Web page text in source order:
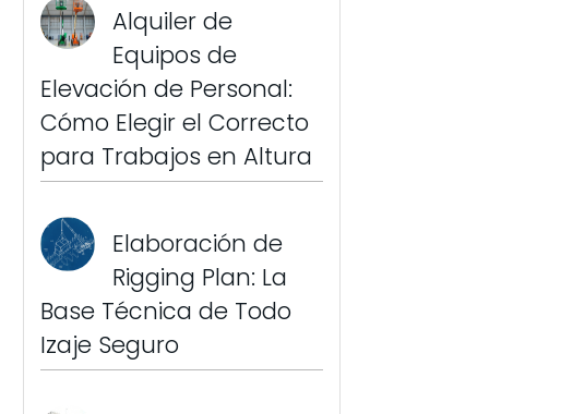
Alquiler de
Equipos de
Elevación de Personal:
Cómo Elegir el Correcto
para Trabajos en Altura
Elaboración de
Rigging Plan: La
Base Técnica de Todo
Izaje Seguro